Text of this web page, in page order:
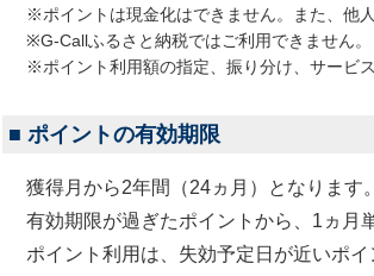
※ポイントは現金化はできません。また、他
※G-Callふるさと納税ではご利用できません。
※ポイント利用額の指定、振り分け、サービ
■ ポイントの有効期限
獲得月から2年間（24ヵ月）となります
有効期限が過ぎたポイントから、1ヵ月
ポイント利用は、失効予定日が近いポイ